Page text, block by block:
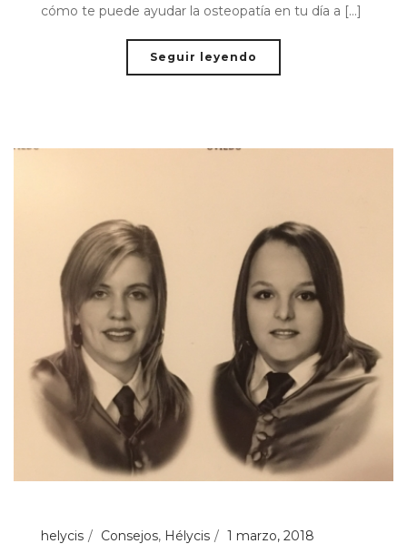
cómo te puede ayudar la osteopatía en tu día a [...]
Seguir leyendo
helycis Consejos, Hélycis 1 marzo, 2018